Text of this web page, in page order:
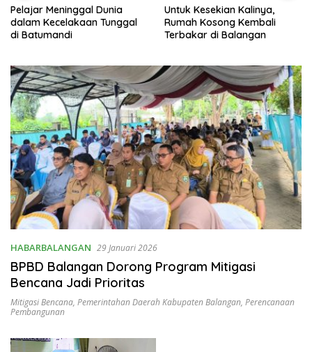
Untuk Kesekian Kalinya,
Rumah Kosong Kembali
Terbakar di Balangan
61 Peserta Ikuti Technical
Meeting Nanang Galuh
Balangan 2026
HABARBALANGAN 29 Januari 2026
BPBD Balangan Dorong Program Mitigasi
Bencana Jadi Prioritas
Mitigasi Bencana, Pemerintahan Daerah Kabupaten Balangan, Perencanaan
Pembangunan